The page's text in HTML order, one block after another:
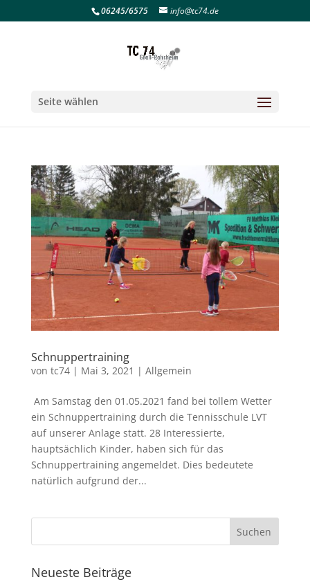
06245/6575 info@tc74.de
Seite wählen
Schnuppertraining
von tc74| Mai 3, 2021 | Allgemein
Am Samstag den 01.05.2021 fand bei tollem Wetter
ein Schnuppertraining durch die Tennisschule LVT
auf unserer Anlage statt. 28 Interessierte,
hauptsächlich Kinder, haben sich für das
Schnuppertraining angemeldet. Dies bedeutete
natürlich aufgrund der...
Neueste Beiträge